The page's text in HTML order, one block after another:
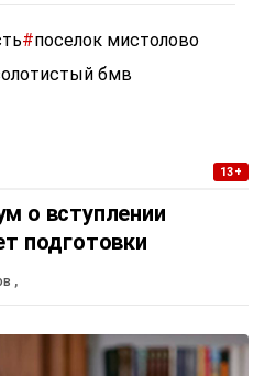
#поселок мистолово
бмв
13+
о вступлении
подготовки
,